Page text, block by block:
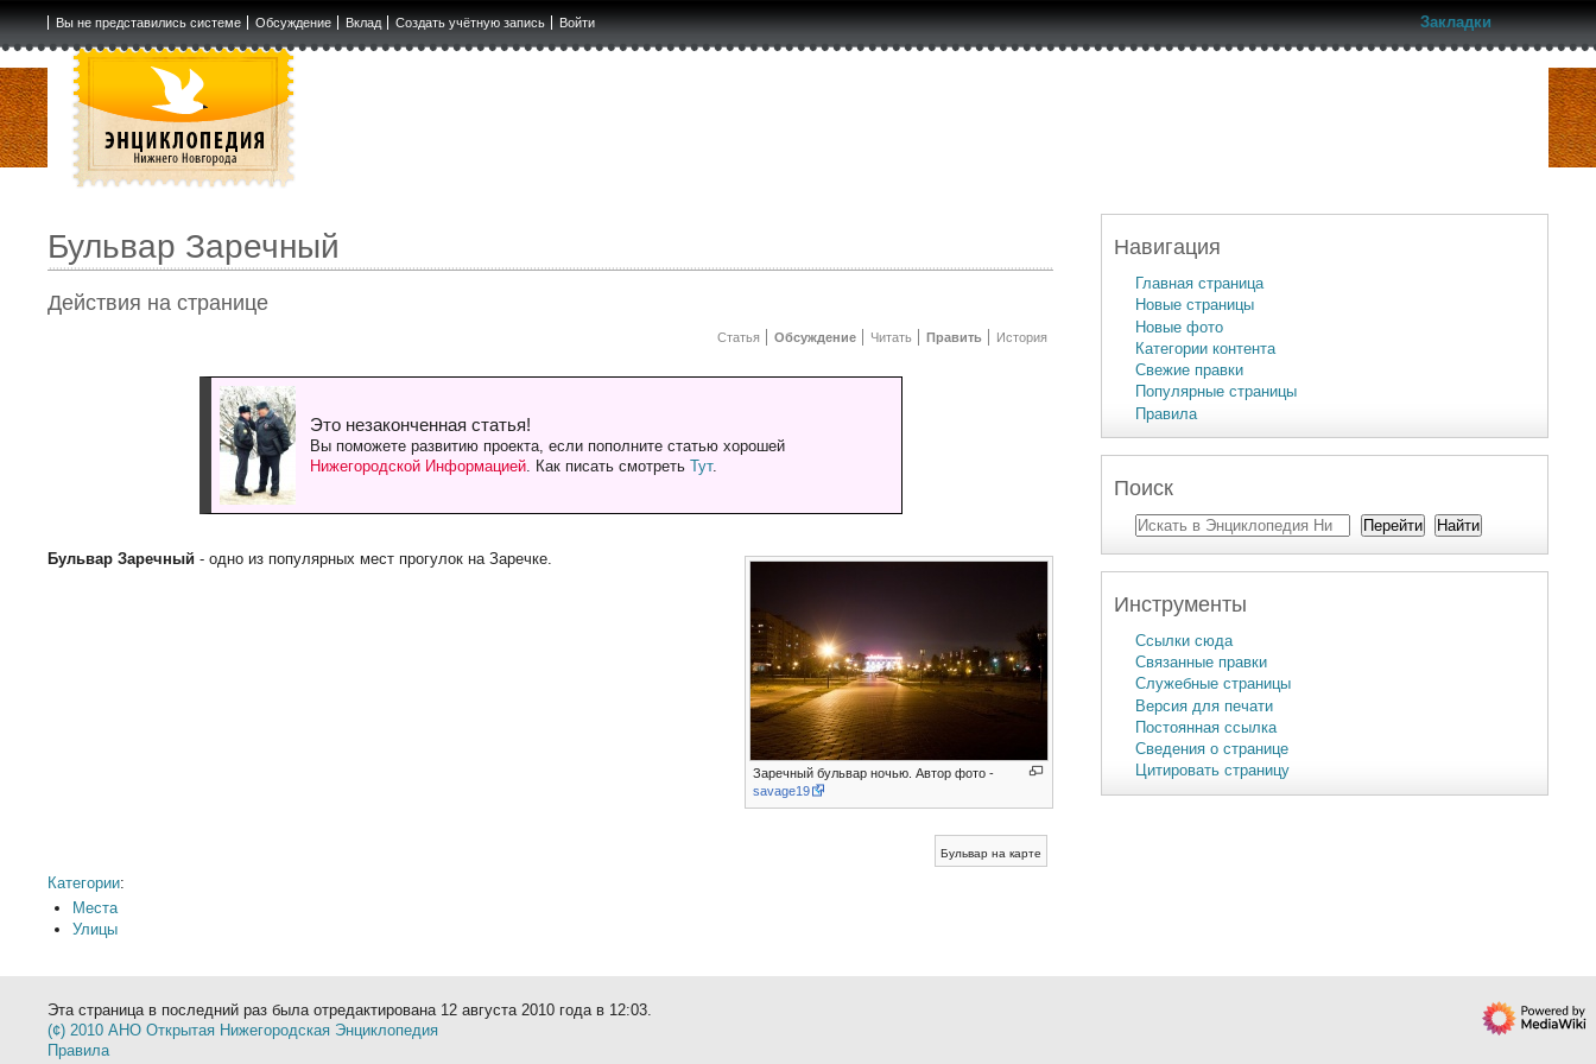
Вы не представились системе Обсуждение Вклад Создать учётную запись Войти Закладки
Бульвар Заречный
Действия на странице
Статья Обсуждение Читать Править История
Это незаконченная статья!
Вы поможете развитию проекта, если пополните статью хорошей
Нижегородской Информацией. Как писать смотреть Тут.
Заречный бульвар ночью. Автор фото -
savage19
Бульвар на карте
Бульвар Заречный - одно из популярных мест прогулок на Заречке.
Категории:
Места
Улицы
Навигация
Главная страница
Новые страницы
Новые фото
Категории контента
Свежие правки
Популярные страницы
Правила
Поиск
Инструменты
Ссылки сюда
Связанные правки
Служебные страницы
Версия для печати
Постоянная ссылка
Сведения о странице
Цитировать страницу
Эта страница в последний раз была отредактирована 12 августа 2010 года в 12:03.
(¢) 2010 АНО Открытая Нижегородская Энциклопедия
Правила